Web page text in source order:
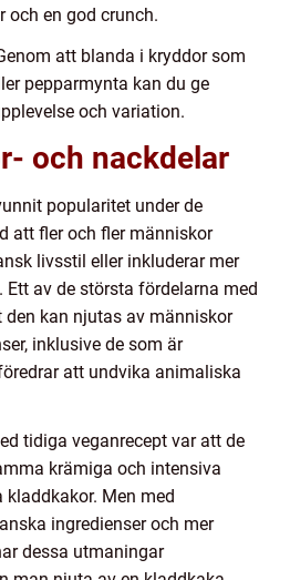
och en god crunch.
att blanda i kryddor som
pepparmynta kan du ge
och variation.
och nackdelar
popularitet under de
att fler och fler människor
livsstil eller inkluderar mer
av de största fördelarna med
den kan njutas av människor
inklusive de som är
att undvika animaliska
tidiga veganrecept var att de
krämiga och intensiva
Men med
ingredienser och mer
dessa utmaningar